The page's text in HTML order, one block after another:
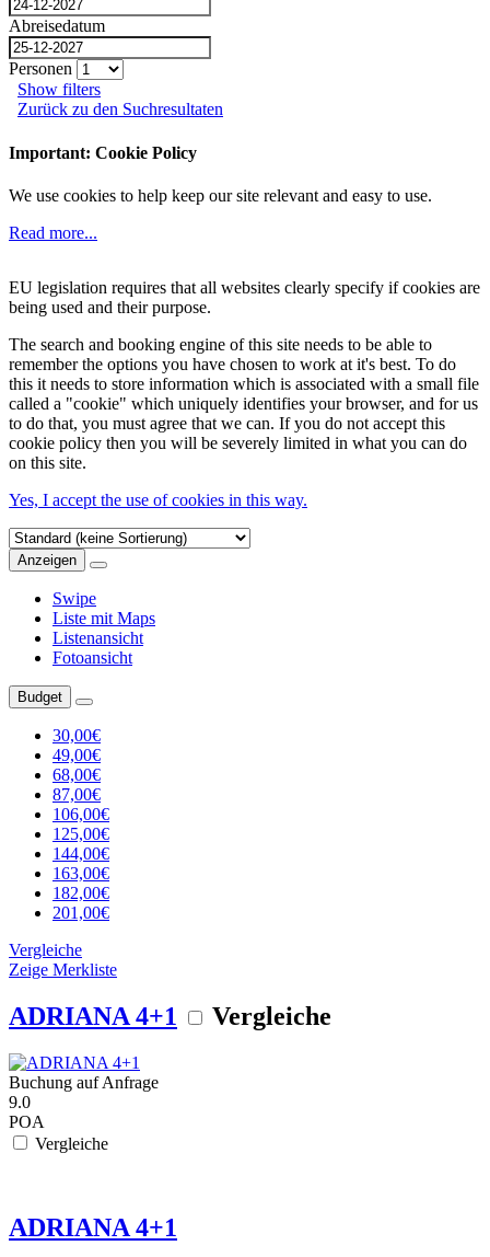
Abreisedatum
Personen
Show filters
Zurück zu den Suchresultaten
Important: Cookie Policy
We use cookies to help keep our site relevant and easy to use.
Read more...
EU legislation requires that all websites clearly specify if cookies are
being used and their purpose.
The search and booking engine of this site needs to be able to
remember the options you have chosen to work at it's best. To do
this it needs to store information which is associated with a small file
called a "cookie" which uniquely identifies your browser, and for us
to do that, you must agree that we can. If you do not accept this
cookie policy then you will be severely limited in what you can do
on this site.
Yes, I accept the use of cookies in this way.
Anzeigen
Swipe
Liste mit Maps
Listenansicht
Fotoansicht
Budget
30,00€
49,00€
68,00€
87,00€
106,00€
125,00€
144,00€
163,00€
182,00€
201,00€
Vergleiche
Zeige Merkliste
ADRIANA 4+1 Vergleiche
Buchung auf Anfrage
9.0
POA
Vergleiche
ADRIANA 4+1